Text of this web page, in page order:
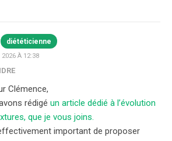
diététicienne
À 12:38
Clémence,
rédigé un article dédié à l’évolution
que je vous joins.
important de proposer